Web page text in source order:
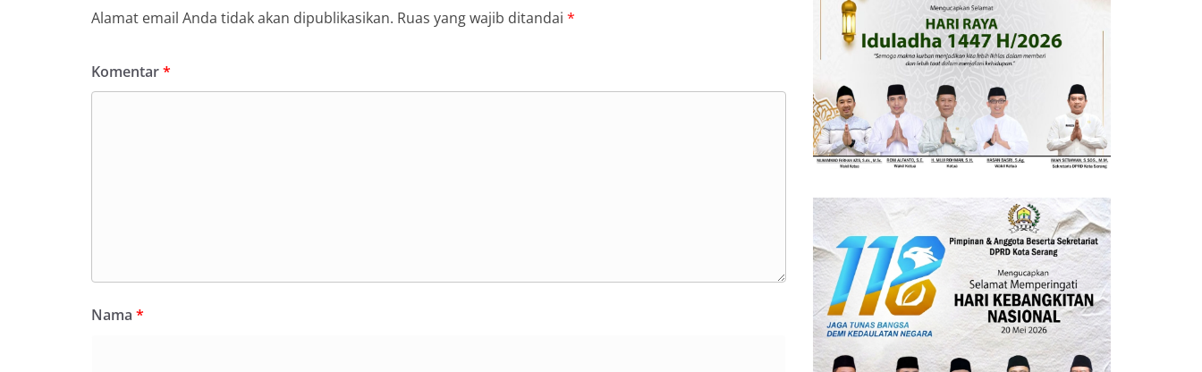
Alamat email Anda tidak akan dipublikasikan. Ruas yang wajib ditandai *
Komentar*
Nama *